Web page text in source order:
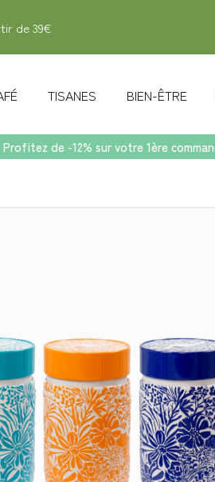
de 39€
TISANES BIEN-ÊTRE
Profitez de -12% sur votre 1ère
boîtes à thé 125g PETALE D'AZUR